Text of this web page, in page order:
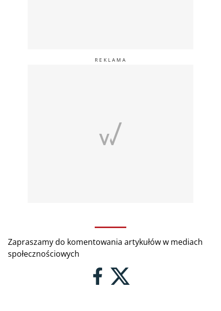
Zapraszamy do komentowania artykułów w mediach
społecznościowych